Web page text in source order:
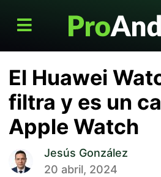
El Huawei
filtra y es un
Apple Watch
Jesús González
20 abril, 2024